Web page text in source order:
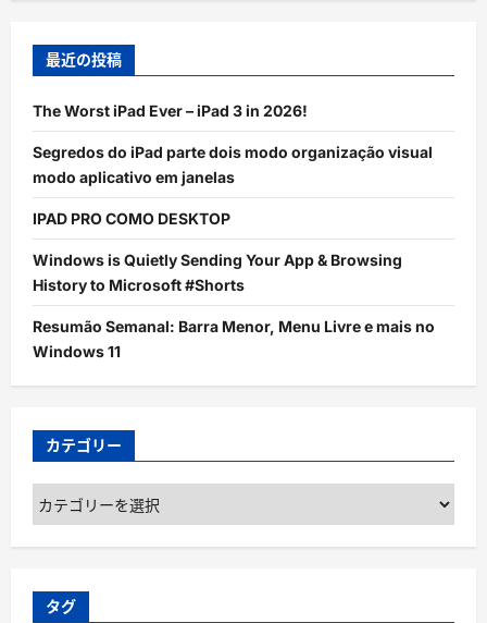
最近の投稿
The Worst iPad Ever – iPad 3 in 2026!
Segredos do iPad parte dois modo organização visual
modo aplicativo em janelas
IPAD PRO COMO DESKTOP
Windows is Quietly Sending Your App & Browsing
History to Microsoft #Shorts
Resumão Semanal: Barra Menor, Menu Livre e mais no
Windows 11
カテゴリー
カ
テ
ゴ
ー
タグ